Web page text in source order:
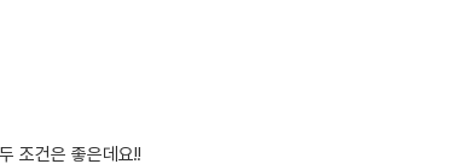
조건은 좋은데요!!